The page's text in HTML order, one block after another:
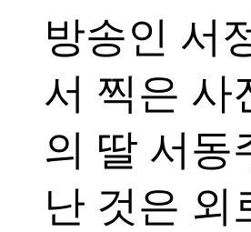
방송인 서
서 찍은 사
의 딸 서동
난 것은